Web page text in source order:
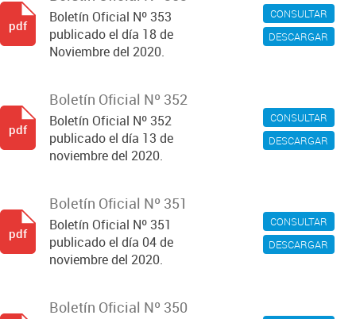
CONSULTAR
DESCARGAR
Boletín Oficial Nº 353
publicado el día 18 de
Noviembre del 2020.
pdf
CONSULTAR
DESCARGAR
Boletín Oficial Nº 352
Boletín Oficial Nº 352
publicado el día 13 de
noviembre del 2020.
pdf
CONSULTAR
DESCARGAR
Boletín Oficial Nº 351
Boletín Oficial Nº 351
publicado el día 04 de
noviembre del 2020.
pdf
Boletín Oficial Nº 350